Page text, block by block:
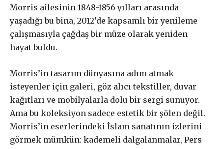
Morris ailesinin 1848-1856 yılları arasında
yaşadığı bu bina, 2012’de kapsamlı bir yenileme
çalışmasıyla çağdaş bir müze olarak yeniden
hayat buldu.
Morris’in tasarım dünyasına adım atmak
isteyenler için galeri, göz alıcı tekstiller, duvar
kağıtları ve mobilyalarla dolu bir sergi sunuyor.
Ama bu koleksiyon sadece estetik bir şölen değil.
Morris’in eserlerindeki İslam sanatının izlerini
görmek mümkün: kademeli dalgalanmalar, Pers